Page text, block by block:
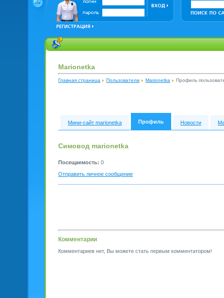
Marionetka
Главная страница Пользователи Marionetka Профиль
Мини-сайт marionetka Профиль Новости
Симовод marionetka
Посещаемость: 0
Отправить личное сообщение
Комментарии
Комментариев нет, Вы можете стать первым комментатором!